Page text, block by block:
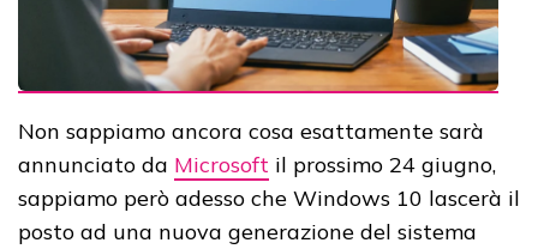
Non sappiamo ancora cosa esattamente sarà
annunciato da Microsoft il prossimo 24 giugno,
sappiamo però adesso che Windows 10 lascerà il
posto ad una nuova generazione del sistema